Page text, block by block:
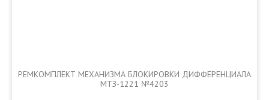
РЕМКОМПЛЕКТ МЕХАНИЗМА БЛОКИРОВКИ ДИФФЕРЕНЦИАЛА
МТЗ-1221 №4203